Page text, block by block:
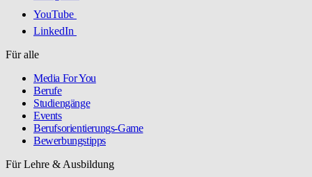
YouTube
LinkedIn
Für alle
Media For You
Berufe
Studiengänge
Events
Berufsorientierungs-Game
Bewerbungstipps
Für Lehre & Ausbildung